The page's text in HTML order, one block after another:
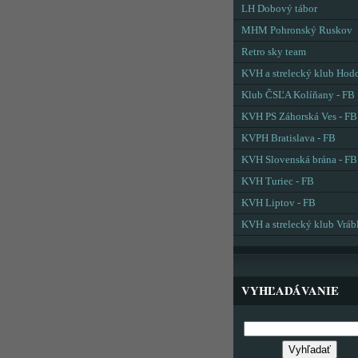
LH Dobový tábor
MHM Pohronský Ruskov
Retro sky team
KVH a strelecký klub
Klub ČSĽA Kolíňany - FB
KVH PS Záhorská Ves - FB
KVPH Bratislava - FB
KVH Slovenská brána - FB
KVH Turiec - FB
KVH Liptov - FB
KVH a strelecký klub
VYHĽADÁVANIE